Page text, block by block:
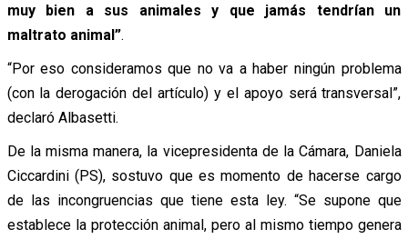
muy bien a sus animales y que jamás tendrían un
maltrato animal”.
“Por eso consideramos que no va a haber ningún problema
(con la derogación del artículo) y el apoyo será transversal”,
declaró Albasetti.
De la misma manera, la vicepresidenta de la Cámara, Daniela
Ciccardini (PS), sostuvo que es momento de hacerse cargo
de las incongruencias que tiene esta ley. “Se supone que
establece la protección animal, pero al mismo tiempo genera